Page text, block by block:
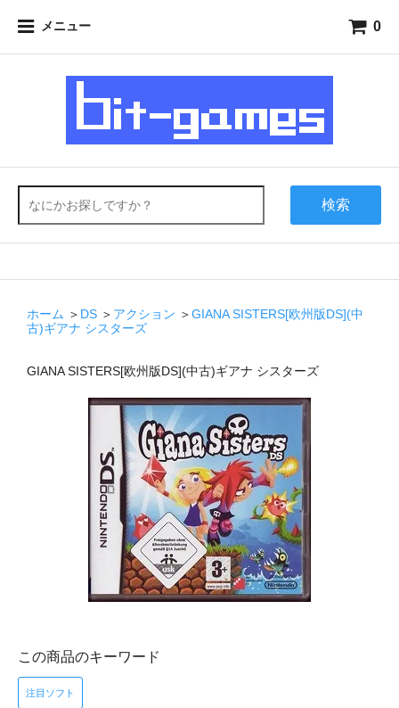
メニュー 0
検索
ホーム ＞ DS ＞ アクション ＞GIANA SISTERS[欧州版DS](中
古)ギアナ シスターズ
GIANA SISTERS[欧州版DS](中古)ギアナ シスターズ
この商品のキーワード
注目ソフト